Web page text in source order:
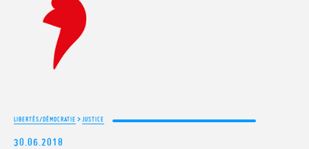
LIBERTÉS/DÉMOCRATIE > JUSTICE
30.06.2018